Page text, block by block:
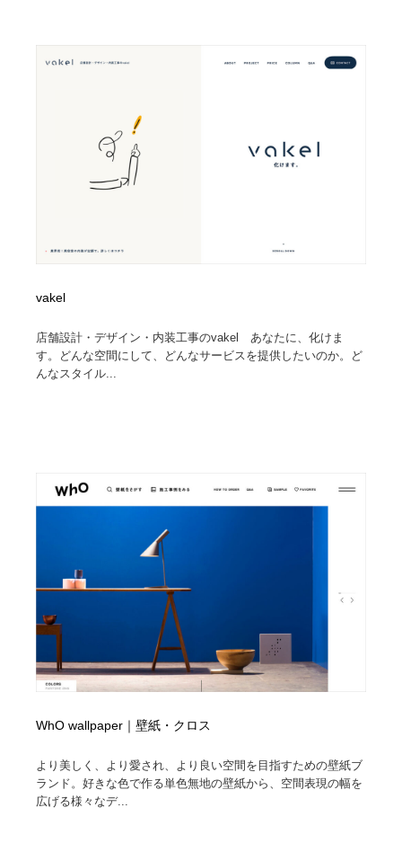
vakel
店舗設計・デザイン・内装工事のvakel あなたに、化けま
す。どんな空間にして、どんなサービスを提供したいのか。ど
んなスタイル...
WhO wallpaper｜壁紙・クロス
より美しく、より愛され、より良い空間を目指すための壁紙ブ
ランド。好きな色で作る単色無地の壁紙から、空間表現の幅を
広げる様々なデ...